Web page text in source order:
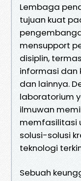
Lembaga
tujuan kuat
mensupport
disiplin,
informasi dan
dan lainnya.
laboratorium
ilmuwan
memfasilitasi
solusi-solusi
teknologi
Sebuah